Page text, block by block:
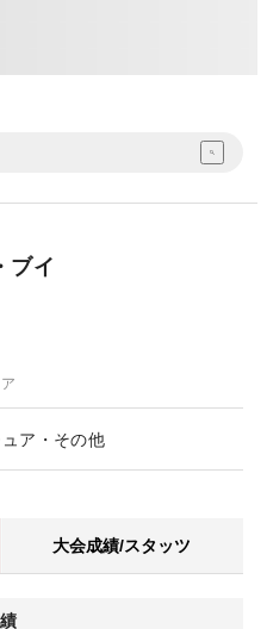
ブイ
ア・その他
大会成績/スタッツ